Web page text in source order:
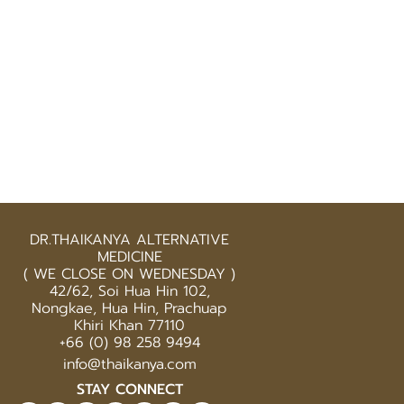
DR.THAIKANYA ALTERNATIVE
MEDICINE
( WE CLOSE ON WEDNESDAY )
42/62, Soi Hua Hin 102,
Nongkae, Hua Hin, Prachuap
Khiri Khan 77110
+66 (0) 98 258 9494
info@thaikanya.com
STAY CONNECT